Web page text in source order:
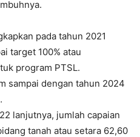
pada tahun 2021
target 100% atau
program PTSL.
sampai dengan tahun 2024
lanjutnya, jumlah capaian
tanah atau setara 62,60